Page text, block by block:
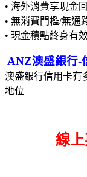
• 海外消費享現金
• 無消費門檻/無通
• 現金積點終身有
ANZ澳盛銀行-
澳盛銀行信用卡有
地位
線